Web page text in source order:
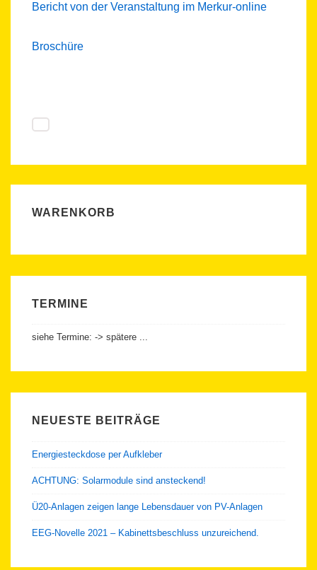
Bericht von der Veranstaltung im Merkur-online
Broschüre
WARENKORB
TERMINE
siehe Termine: -> spätere ...
NEUESTE BEITRÄGE
Energiesteckdose per Aufkleber
ACHTUNG: Solarmodule sind ansteckend!
Ü20-Anlagen zeigen lange Lebensdauer von PV-Anlagen
EEG-Novelle 2021 – Kabinettsbeschluss unzureichend.